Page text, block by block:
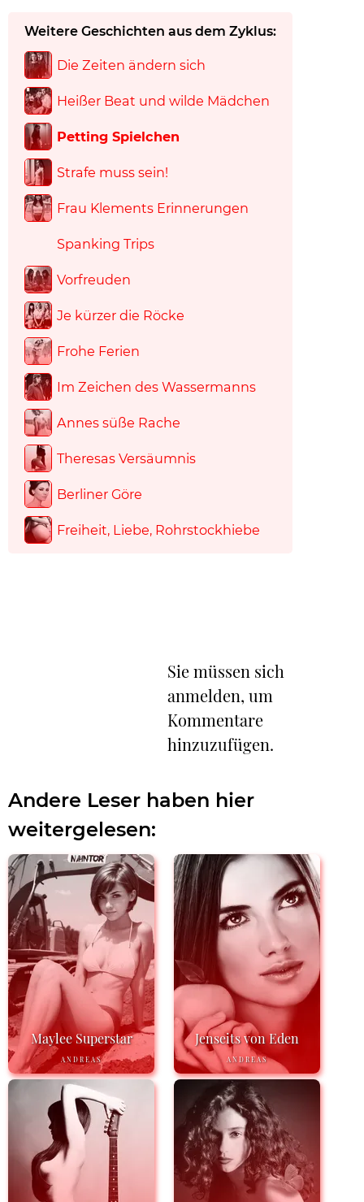
Weitere Geschichten aus dem Zyklus:
Die Zeiten ändern sich
Heißer Beat und wilde Mädchen
Petting Spielchen
Strafe muss sein!
Frau Klements Erinnerungen
Spanking Trips
Vorfreuden
Je kürzer die Röcke
Frohe Ferien
Im Zeichen des Wassermanns
Annes süße Rache
Theresas Versäumnis
Berliner Göre
Freiheit, Liebe, Rohrstockhiebe
Sie müssen sich
anmelden, um
Kommentare
hinzuzufügen.
Andere Leser haben hier
weitergelesen:
Maylee Superstar
ANDREAS
Jenseits von Eden
ANDREAS